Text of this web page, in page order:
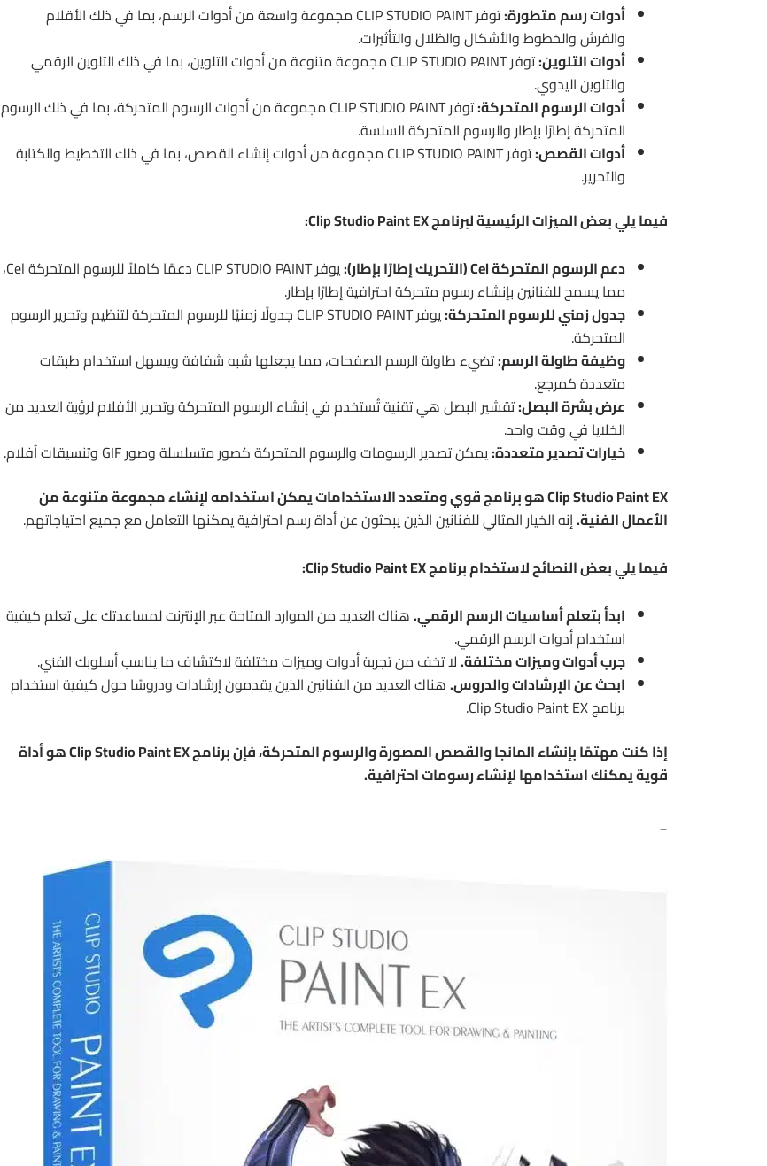
أدوات رسم متطورة:
توفر CLIP STUDIO PAINT مجموعة واسعة من أدوات الرسم، بما في ذلك الأقلام
والفرش والخطوط والأشكال والظلال والتأثيرات.
أدوات التلوين:
توفر CLIP STUDIO PAINT مجموعة متنوعة من أدوات التلوين، بما في ذلك التلوين الرقمي
والتلوين اليدوي.
أدوات الرسوم المتحركة:
توفر CLIP STUDIO PAINT مجموعة من أدوات الرسوم المتحركة، بما في ذلك الرسوم
المتحركة إطارًا بإطار والرسوم المتحركة السلسة.
أدوات القصص:
توفر CLIP STUDIO PAINT مجموعة من أدوات إنشاء القصص، بما في ذلك التخطيط والكتابة
والتحرير.
فيما يلي بعض الميزات الرئيسية لبرنامج Clip Studio Paint EX:
دعم الرسوم المتحركة Cel (التحريك إطارًا بإطار):
يوفر CLIP STUDIO PAINT دعمًا كاملاً للرسوم المتحركة Cel،
مما يسمح للفنانين بإنشاء رسوم متحركة احترافية إطارًا بإطار.
جدول زمني للرسوم المتحركة:
يوفر CLIP STUDIO PAINT جدولًا زمنيًا للرسوم المتحركة لتنظيم وتحرير الرسوم
المتحركة.
وظيفة طاولة الرسم:تضيء طاولة الرسم الصفحات، مما يجعلها شبه شفافة ويسهل استخدام طبقات
متعددة كمرجع.
عرض بشرة البصل:تقشير البصل هي تقنية تُستخدم في إنشاء الرسوم المتحركة وتحرير الأفلام لرؤية العديد من
الخلايا في وقت واحد.
خيارات تصدير متعددة:يمكن تصدير الرسومات والرسوم المتحركة كصور متسلسلة وصور GIF وتنسيقات أفلام.
Clip Studio Paint EX هو برنامج قوي ومتعدد الاستخدامات يمكن استخدامه لإنشاء مجموعة متنوعة من
الأعمال الفنية.إنه الخيار المثالي للفنانين الذين يبحثون عن أداة رسم احترافية يمكنها التعامل مع جميع احتياجاتهم.
فيما يلي بعض النصائح لاستخدام برنامج Clip Studio Paint EX:
ابدأ بتعلم أساسيات الرسم الرقمي.هناك العديد من الموارد المتاحة عبر الإنترنت لمساعدتك على تعلم كيفية
استخدام أدوات الرسم الرقمي.
جرب أدوات وميزات مختلفة.لا تخف من تجربة أدوات وميزات مختلفة لاكتشاف ما يناسب أسلوبك الفني.
ابحث عن الإرشادات والدروس.هناك العديد من الفنانين الذين يقدمون إرشادات ودروسًا حول كيفية استخدام
برنامج Clip Studio Paint EX.
إذا كنت مهتمًا بإنشاء المانجا والقصص المصورة والرسوم المتحركة، فإن برنامج Clip Studio Paint EX هو أداة
قوية يمكنك استخدامها لإنشاء رسومات احترافية.
_